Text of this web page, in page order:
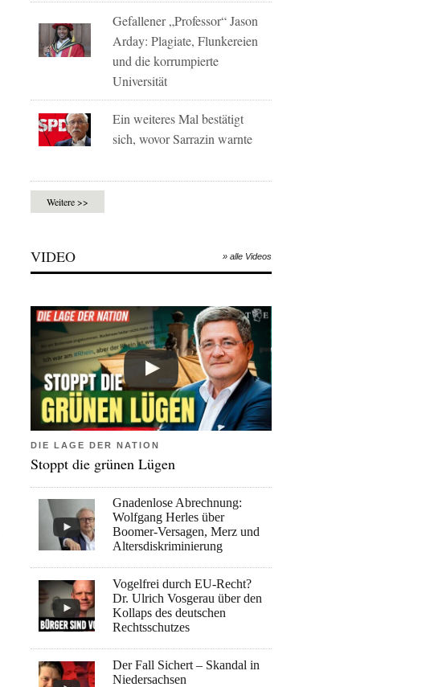
Gefallener „Professor“ Jason
Arday: Plagiate, Flunkereien
und die korrumpierte
Universität
Ein weiteres Mal bestätigt
sich, wovor Sarrazin warnte
Weitere >>
VIDEO » alle Videos
DIE LAGE DER NATION
Stoppt die grünen Lügen
Gnadenlose Abrechnung:
Wolfgang Herles über
Boomer-Versagen, Merz und
Altersdiskriminierung
Vogelfrei durch EU-Recht?
Dr. Ulrich Vosgerau über den
Kollaps des deutschen
Rechtsschutzes
Der Fall Sichert – Skandal in
Niedersachsen